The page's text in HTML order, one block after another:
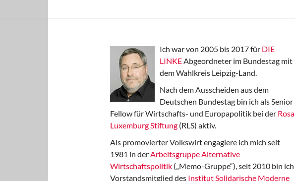
Ich war von 2005 bis 2017 für DIE
LINKEAbgeordneter im Bundestag mit
dem Wahlkreis Leipzig-Land.
Nach dem Ausscheiden aus dem
Deutschen Bundestag bin ich als Senior
Fellow für Wirtschafts- und Europapolitik bei der Rosa
Luxemburg Stiftung (RLS) aktiv.
Als promovierter Volkswirt engagiere ich mich seit
1981 in derArbeitsgruppe Alternative
Wirtschaftspolitik („Memo-Gruppe“), seit 2010 bin ich
Vorstandsmitglied des Institut Solidarische Moderne